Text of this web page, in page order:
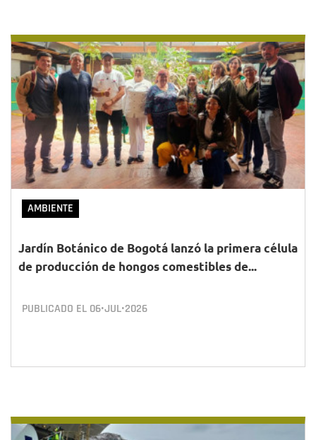
AMBIENTE
Jardín Botánico de Bogotá lanzó la primera célula
de producción de hongos comestibles de...
PUBLICADO EL 06•JUL•2026